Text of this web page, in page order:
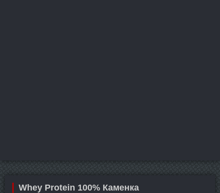
Whey Protein 100% Каменка